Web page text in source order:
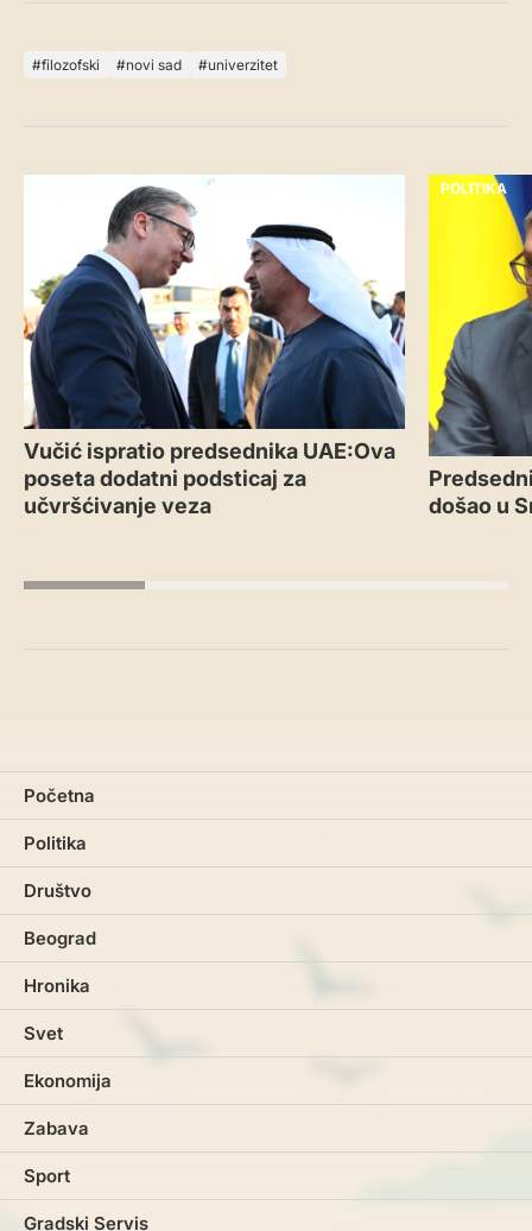
filozofski novi sad univerzitet
Vučić ispratio predsednika UAE:Ova
poseta dodatni podsticaj za
učvršćivanje veza
POLITIKA
došao u
Početna
Politika
Društvo
Beograd
Hronika
Svet
Ekonomija
Zabava
Sport
Gradski Servis